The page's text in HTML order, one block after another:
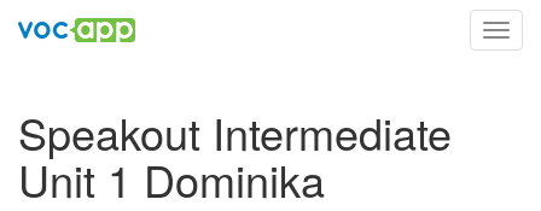
Speakout Intermediate
Unit 1 Dominika